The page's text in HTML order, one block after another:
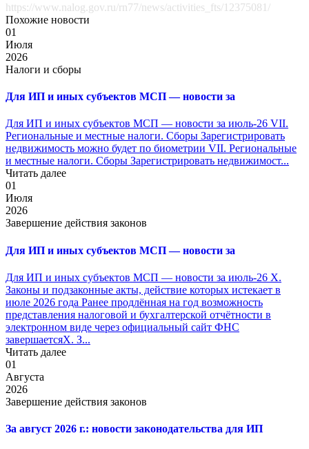
https://www.nalog.gov.ru/rn77/news/activities_fts/12375081/
Похожие новости
01
Июля
2026
Налоги и сборы
Для ИП и иных субъектов МСП — новости за
Для ИП и иных субъектов МСП — новости за июль-26 VII.
Региональные и местные налоги. Сборы Зарегистрировать
недвижимость можно будет по биометрии VII. Региональные
и местные налоги. Сборы Зарегистрировать недвижимост...
Читать далее
01
Июля
2026
Завершение действия законов
Для ИП и иных субъектов МСП — новости за
Для ИП и иных субъектов МСП — новости за июль-26 X.
Законы и подзаконные акты, действие которых истекает в
июле 2026 года Ранее продлённая на год возможность
представления налоговой и бухгалтерской отчётности в
электронном виде через официальный сайт ФНС
завершаетсяX. З...
Читать далее
01
Августа
2026
Завершение действия законов
За август 2026 г.: новости законодательства для ИП